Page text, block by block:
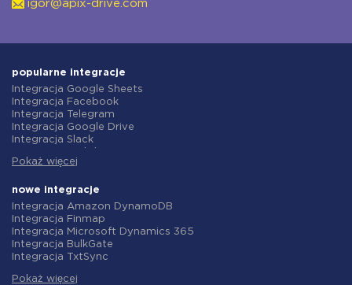
igor@apix-drive.com
popularne integracje
Integracja Google Sheets
Integracja Facebook
Integracja Telegram
Integracja Google Drive
Integracja Slack
Integracja Gmail
Integracja ClickUp
Integracja Airtable
Integracja Google Contacts
Integracja OpenAI (ChatGPT)
Integracja Instagram
Integracja ActiveCampaign
Integracja Salesforce CRM
Pokaż więcej
nowe integracje
Integracja Amazon DynamoDB
Integracja Finmap
Integracja Microsoft Dynamics 365
Integracja BulkGate
Integracja TxtSync
Integracja Corezoid
Pokaż więcej